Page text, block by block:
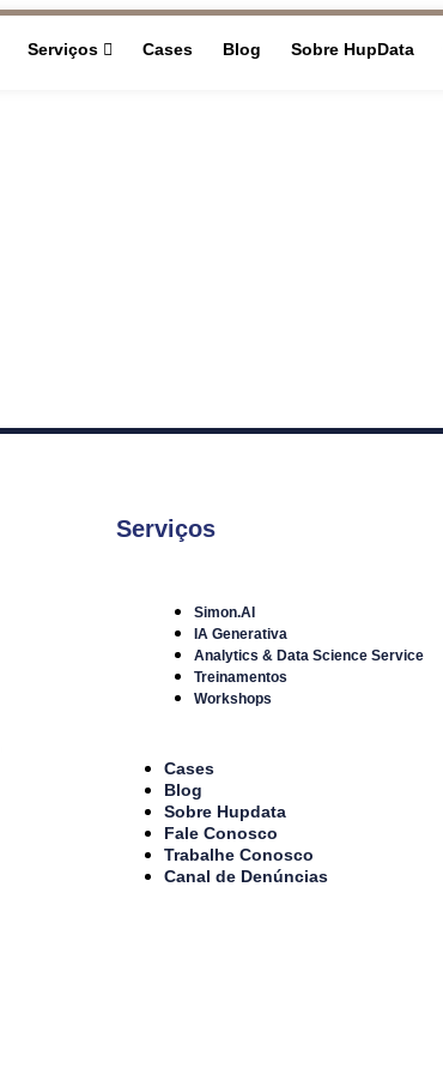
Serviços Cases Blog Sobre HupData
Serviços
Simon.AI
IA Generativa
Analytics & Data Science Service
Treinamentos
Workshops
Cases
Blog
Sobre Hupdata
Fale Conosco
Trabalhe Conosco
Canal de Denúncias